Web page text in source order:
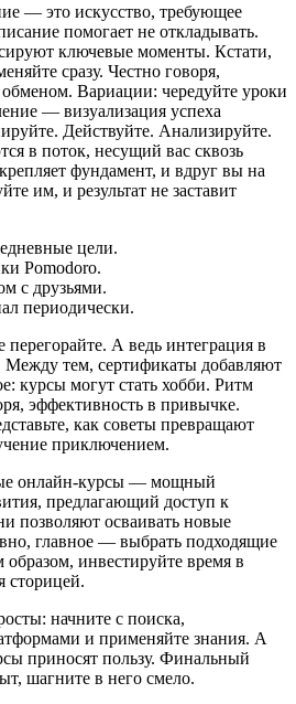
— это искусство, требующее
помогает не откладывать.
ключевые моменты. Кстати,
сразу. Честно говоря,
Вариации: чередуйте уроки
— визуализация успеха
Действуйте. Анализируйте.
в поток, несущий вас сквозь
фундамент, и вдруг вы на
им, и результат не заставит
цели.
Pomodoro.
с друзьями.
периодически.
А ведь интеграция в
Между тем, сертификаты добавляют
курсы могут стать хобби. Ритм
эффективность в привычке.
как советы превращают
приключением.
онлайн-курсы — мощный
предлагающий доступ к
позволяют осваивать новые
главное — выбрать подходящие
образом, инвестируйте время в
сторицей.
начните с поиска,
и применяйте знания. А
приносят пользу. Финальный
шагните в него смело.